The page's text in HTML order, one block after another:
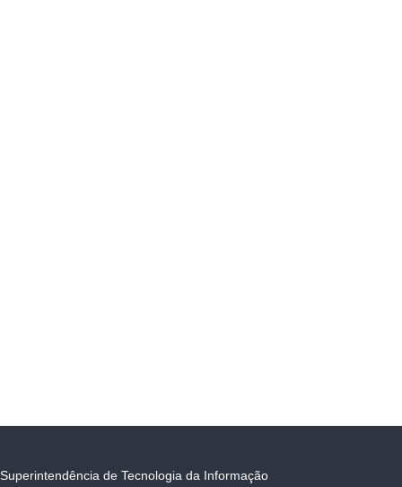
Superintendência de Tecnologia da Informação